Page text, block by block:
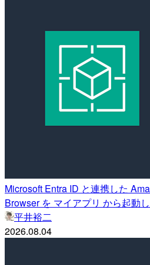
Microsoft Entra ID と連携した
Browser を マイアプリ から起動
平井裕二
2026.08.04